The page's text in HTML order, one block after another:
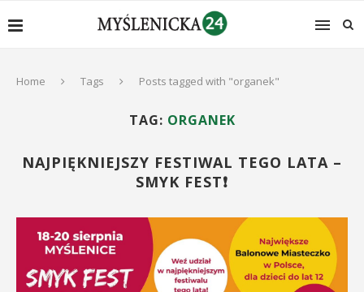
Home Tags Posts tagged with "organek"
TAG: ORGANEK
NAJPIĘKNIEJSZY FESTIWAL TEGO LATA –
SMYK FEST❗️